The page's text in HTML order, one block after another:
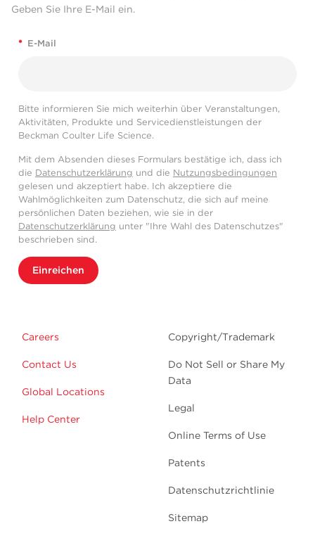
Geben Sie Ihre E-Mail ein.
* E-Mail
Bitte informieren Sie mich weiterhin über Veranstaltungen,
Aktivitäten, Produkte und Servicedienstleistungen der
Beckman Coulter Life Science.
Mit dem Absenden dieses Formulars bestätige ich, dass ich
die Datenschutzerklärung und die Nutzungsbedingungen
gelesen und akzeptiert habe. Ich akzeptiere die
Wahlmöglichkeiten zum Datenschutz, die sich auf meine
persönlichen Daten beziehen, wie sie in der
Datenschutzerklärung unter "Ihre Wahl des Datenschutzes"
beschrieben sind.
Einreichen
Careers
Contact Us
Global Locations
Help Center
Copyright/Trademark
Do Not Sell or Share My
Data
Legal
Online Terms of Use
Patents
Datenschutzrichtlinie
Sitemap